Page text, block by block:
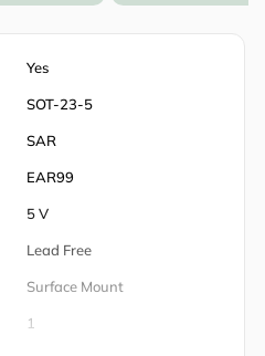
Yes
SOT-23-5
SAR
EAR99
5 V
Lead Free
Surface Mount
1